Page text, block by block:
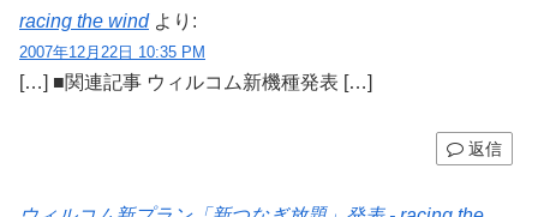
racing the wind より:
2007年12月22日 10:35 PM
[…] ■関連記事 ウィルコム新機種発表 […]
返信